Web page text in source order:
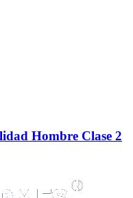
Hombre Clase 2